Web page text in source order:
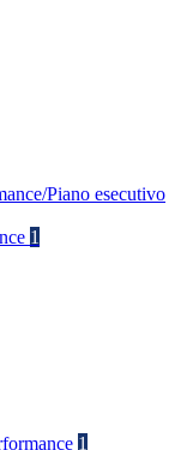
Piano esecutivo
1
1